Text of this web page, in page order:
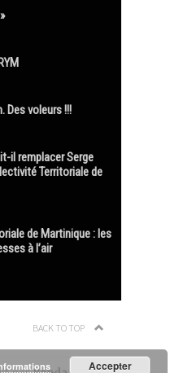
Des voleurs !!!
il remplacer Serge
Territoriale de
de Martinique : les
à l’air
BACK TO TOP
Accepter